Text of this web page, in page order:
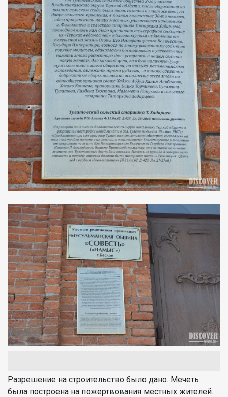
Разрешение на строительство было дано. Мечеть
была построена на пожертвования местных жителей.